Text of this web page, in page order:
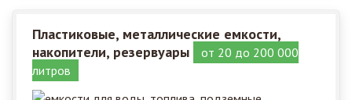
Пластиковые, металлические емкости,
накопители, резервуары
от 20 до 200 000
литров